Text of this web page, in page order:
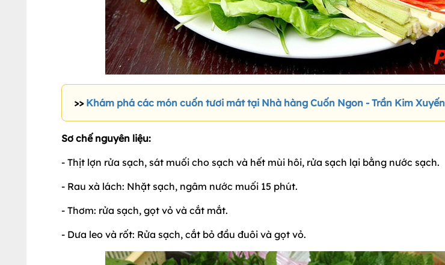
>> Khám phá các món cuốn tươi mát tại Nhà hàng Cuốn Ngon - Trần Kim Xuyến
Sơ chế nguyên liệu:
- Thịt lợn rửa sạch, sát muối cho sạch và hết mùi hôi, rửa sạch lại bằng nước sạch.
- Rau xà lách: Nhặt sạch, ngâm nước muối 15 phút.
- Thơm: rửa sạch, gọt vỏ và cắt mắt.
- Dưa leo và rốt: Rửa sạch, cắt bỏ đầu đuôi và gọt vỏ.